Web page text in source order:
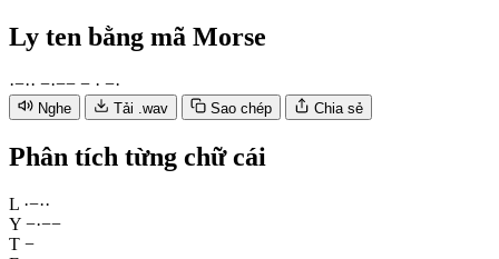
Ly ten bằng mã Morse
·−·· −·−− − · −·
Nghe Tải .wav Sao chép Chia sẻ
Phân tích từng chữ cái
L ·−··
Y −·−−
T −